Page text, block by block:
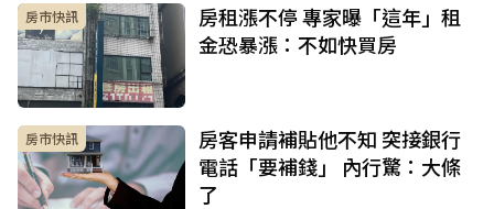
房市快訊
房租漲不停 專家曝「這年」租
金恐暴漲：不如快買房
房市快訊
房客申請補貼他不知 突接銀行
電話「要補錢」 內行驚：大條
了